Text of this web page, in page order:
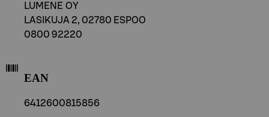
LUMENE OY
LASIKUJA 2, 02780 ESPOO
0800 92220
EAN
6412600815856